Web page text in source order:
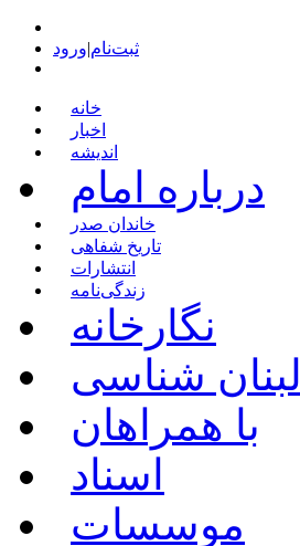
ثبت‌نام|ورود
خانه
اخبار
اندیشه
درباره امام
خاندان صدر
تاریخ شفاهی
انتشارات
زندگی‌نامه
نگارخانه
لبنان شناسی
با همراهان
اسناد
موسسات